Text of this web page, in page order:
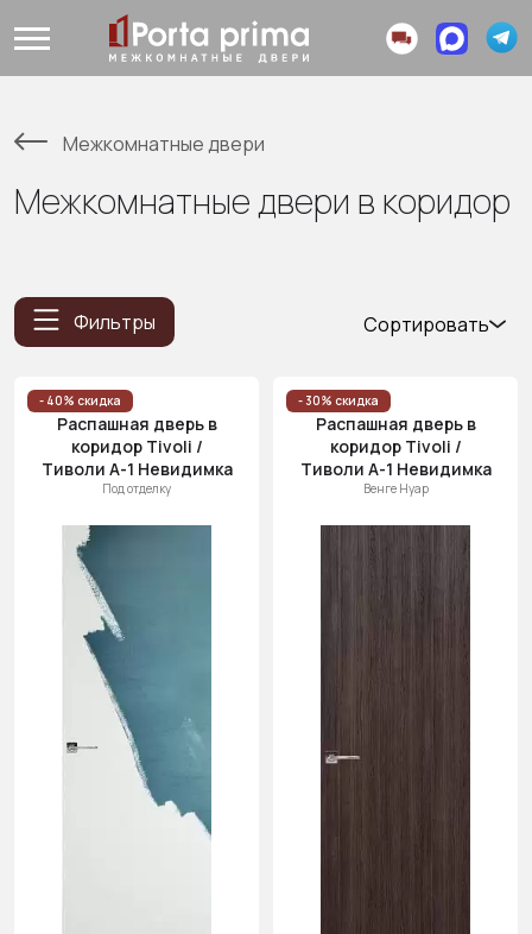
Межкомнатные двери
Межкомнатные двери в коридор
Фильтры
Сортировать
Цена
(возр.)
Цена (убыв.)
Cначала
новинки
Cначала
- 40% скидка
Распашная дверь в
коридор Tivoli /
Тиволи А-1 Невидимка
Под отделку
- 30% скидка
Распашная дверь в
коридор Tivoli /
Тиволи А-1 Невидимка
Венге Нуар